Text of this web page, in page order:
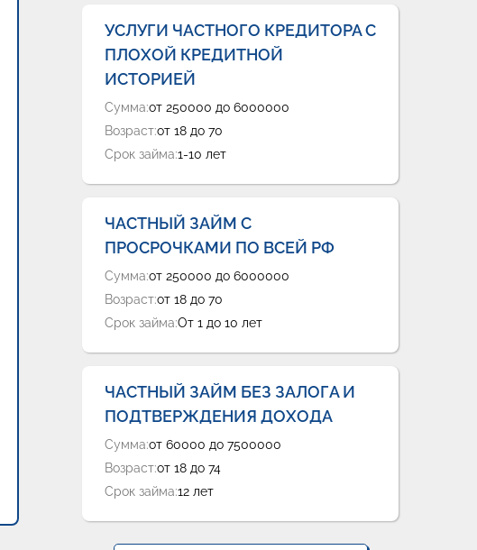
УСЛУГИ ЧАСТНОГО КРЕДИТОРА С
ПЛОХОЙ КРЕДИТНОЙ
ИСТОРИЕЙ
Сумма:от 250000 до 6000000
Возраст:от 18 до 70
Срок займа:1-10 лет
ЧАСТНЫЙ ЗАЙМ С
ПРОСРОЧКАМИ ПО ВСЕЙ РФ
Сумма:от 250000 до 6000000
Возраст:от 18 до 70
Срок займа:От 1 до 10 лет
ЧАСТНЫЙ ЗАЙМ БЕЗ ЗАЛОГА И
ПОДТВЕРЖДЕНИЯ ДОХОДА
Сумма:от 60000 до 7500000
Возраст:от 18 до 74
Срок займа:12 лет